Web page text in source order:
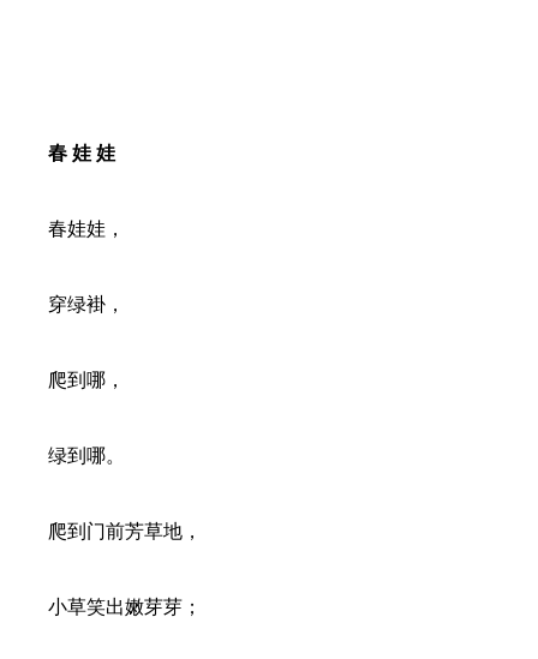
春 娃 娃
春娃娃，
穿绿褂，
爬到哪，
绿到哪。
爬到门前芳草地，
小草笑出嫩芽芽；